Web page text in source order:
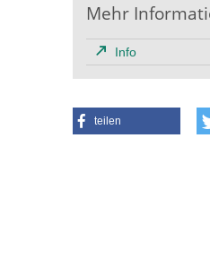
Mehr
Info
teilen